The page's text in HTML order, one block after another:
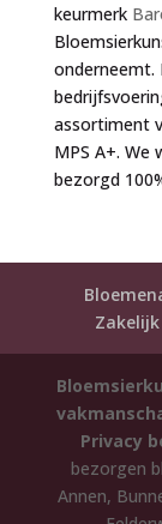
keurmerk
onderneemt.
assortiment
MPS A+. We
bezorgd
Zakelijk
Privacy
bezorgen
Annen,